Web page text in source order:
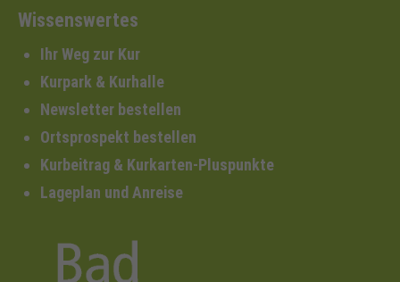
Wissenswertes
Ihr Weg zur Kur
Kurpark & Kurhalle
Newsletter bestellen
Ortsprospekt bestellen
Kurbeitrag & Kurkarten-Pluspunkte
Lageplan und Anreise